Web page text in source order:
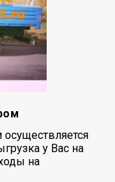
у Вас на
на